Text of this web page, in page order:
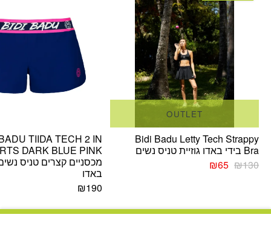
OUTLET
Bidi Badu Letty Tech Strappy
Bra בידי באדו גוזיית טניס נשים
₪130
המחיר
₪65 המחיר
TIIDA TECH 2 IN
DARK BLUE PINK
מכסניים קצרים טניס
באדו
₪190